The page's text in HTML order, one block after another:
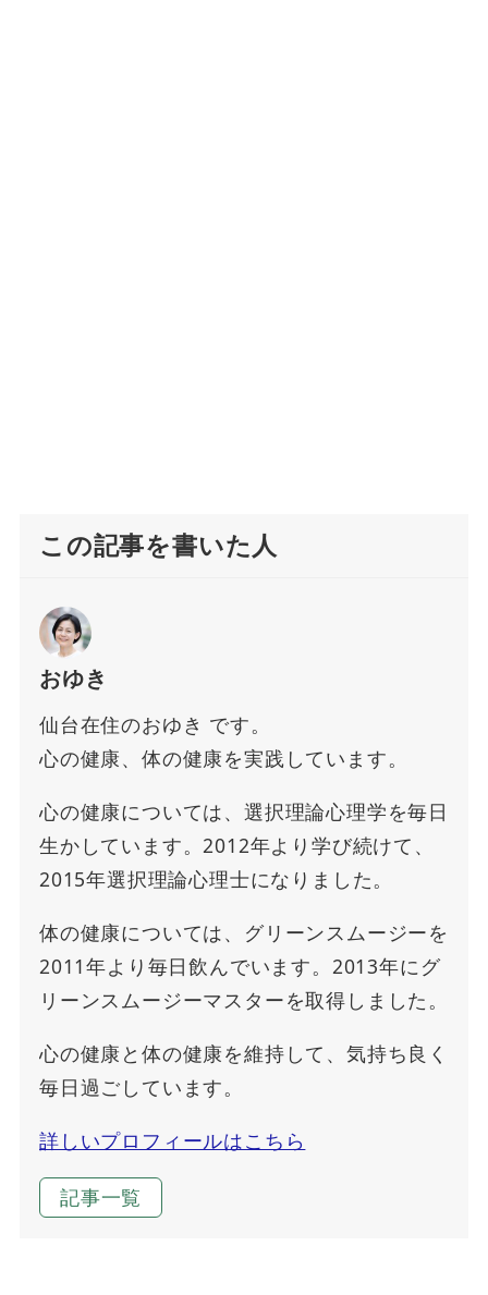
この記事を書いた人
おゆき
仙台在住のおゆき です。
心の健康、体の健康を実践しています。
心の健康については、選択理論心理学を毎日
生かしています。2012年より学び続けて、
2015年選択理論心理士になりました。
体の健康については、グリーンスムージーを
2011年より毎日飲んでいます。2013年にグ
リーンスムージーマスターを取得しました。
心の健康と体の健康を維持して、気持ち良く
毎日過ごしています。
詳しいプロフィールはこちら
記事一覧